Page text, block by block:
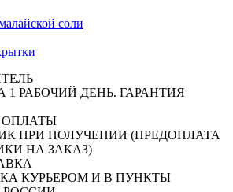
соли
1 РАБОЧИЙ ДЕНЬ. ГАРАНТИЯ
ПРИ ПОЛУЧЕНИИ (ПРЕДОПЛАТА
НА ЗАКАЗ)
КУРЬЕРОМ И В ПУНКТЫ